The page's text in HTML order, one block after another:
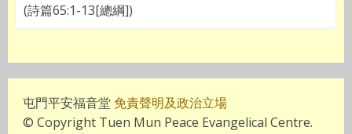
(詩篇65:1-13[總綱])
屯門平安福音堂 免責聲明及政治立場
© Copyright Tuen Mun Peace Evangelical Centre.